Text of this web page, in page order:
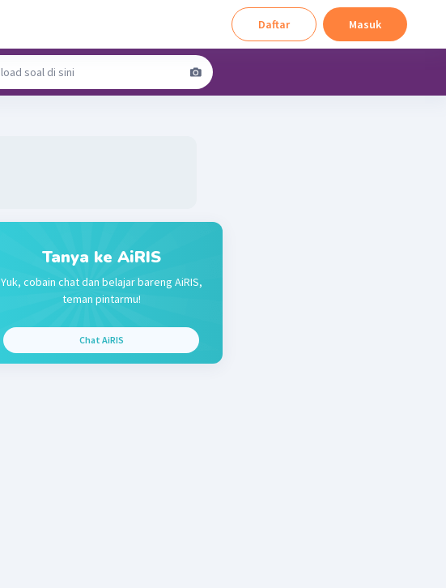
Daftar Masuk
Tanya ke AiRIS
Yuk, cobain chat dan belajar bareng AiRIS,
teman pintarmu!
Chat AiRIS